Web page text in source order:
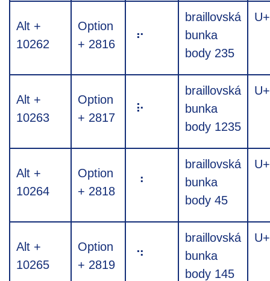
Alt +
10262
Option
+ 2816
⠖
braillovská
bunka
body 235
Alt +
10263
Option
+ 2817
⠗
braillovská
bunka
body 1235
Alt +
10264
Option
+ 2818
⠘
braillovská
bunka
body 45
Alt +
10265
Option
+ 2819
⠙
braillovská
bunka
body 145